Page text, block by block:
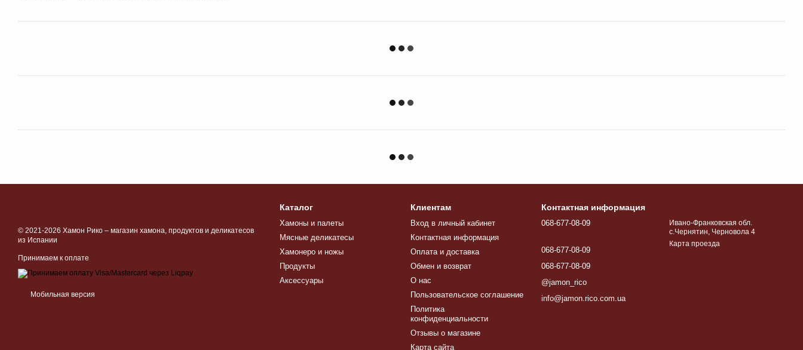
© 2021-2026 Хамон Рико – магазин хамона, продуктов и деликатесов
из Испании
Принимаем к оплате
Мобильная версия
Каталог
Хамоны и палеты
Мясные деликатесы
Хамонеро и ножы
Продукты
Аксессуары
Клиентам
Вход в личный кабинет
Контактная информация
Оплата и доставка
Обмен и возврат
О нас
Пользовательское соглашение
Политика
конфиденциальности
Отзывы о магазине
Карта сайта
Контактная информация
068-677-08-09
068-677-08-09
068-677-08-09
@jamon_rico
info@jamon.rico.com.ua
Ивано-Франковская обл.
с.Чернятин, Черновола 4
Карта проезда